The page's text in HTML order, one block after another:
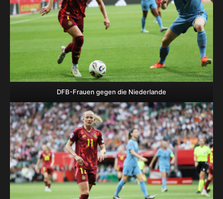
DFB-Frauen gegen die Niederlande